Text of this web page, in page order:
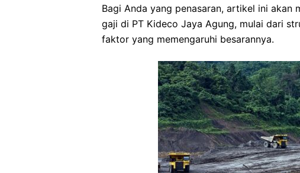
Bagi Anda yang penasaran, artikel ini akan
gaji di PT Kideco Jaya Agung, mulai dari
faktor yang memengaruhi besarannya.